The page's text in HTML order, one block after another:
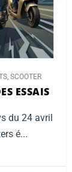
SCOOTER
ESSAIS
du 24 avril
é...